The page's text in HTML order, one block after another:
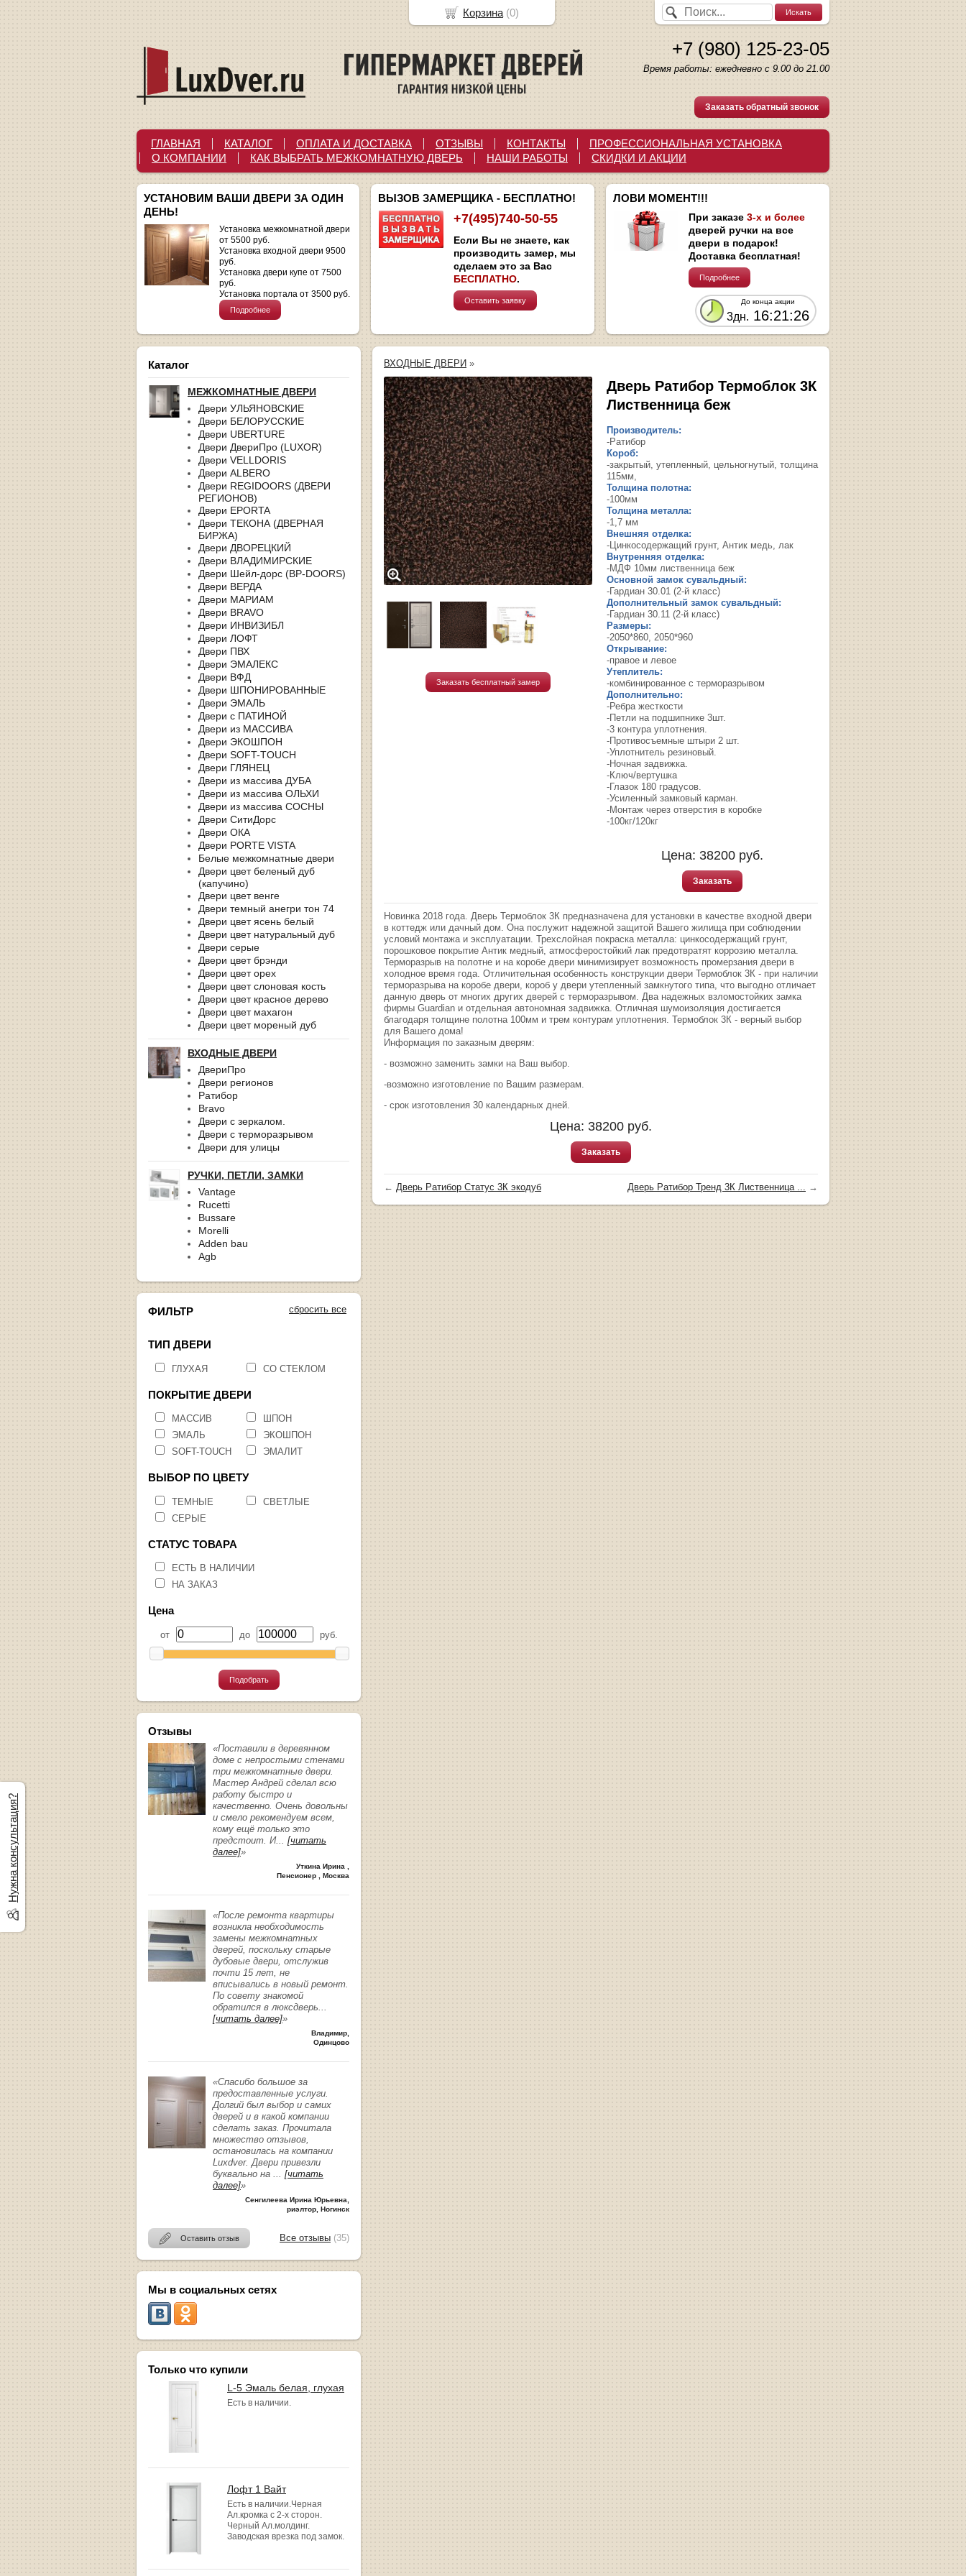
+7 (980) 125-23-05
Время работы: ежедневно с 9.00 до 21.00
Заказать обратный звонок
ГЛАВНАЯ КАТАЛОГ ОПЛАТА И ДОСТАВКА ОТЗЫВЫ КОНТАКТЫ
ПРОФЕССИОНАЛЬНАЯ УСТАНОВКА
О КОМПАНИИ
КАК ВЫБРАТЬ МЕЖКОМНАТНУЮ ДВЕРЬ НАШИ РАБОТЫ СКИДКИ И АКЦИИ
УСТАНОВИМ ВАШИ ДВЕРИ ЗА ОДИН
ДЕНЬ!
Установка межкомнатной двери
от 5500 руб.
Установка входной двери 9500
руб.
Установка двери купе от 7500
руб.
Установка портала от 3500 руб.
Подробнее
ВЫЗОВ ЗАМЕРЩИКА - БЕСПЛАТНО!
+7(495)740-50-55
Если Вы не знаете, как
производить замер, мы
сделаем это за Вас
БЕСПЛАТНО.
Оставить заявку
ЛОВИ МОМЕНТ!!!
При заказе 3-х и более
дверей ручки на все
двери в подарок!
Доставка бесплатная!
Подробнее
До конца акции
3дн. 16:21:25
Каталог
МЕЖКОМНАТНЫЕ ДВЕРИ
Двери УЛЬЯНОВСКИЕ
Двери БЕЛОРУССКИЕ
Двери UBERTURE
Двери ДвериПро (LUXOR)
Двери VELLDORIS
Двери ALBERO
Двери REGIDOORS (ДВЕРИ
РЕГИОНОВ)
Двери EPORTA
Двери ТЕКОНА (ДВЕРНАЯ
БИРЖА)
Двери ДВОРЕЦКИЙ
Двери ВЛАДИМИРСКИЕ
Двери Шейл-дорс (BP-DOORS)
Двери ВЕРДА
Двери МАРИАМ
Двери BRAVO
Двери ИНВИЗИБЛ
Двери ЛОФТ
Двери ПВХ
Двери ЭМАЛЕКС
Двери ВФД
Двери ШПОНИРОВАННЫЕ
Двери ЭМАЛЬ
Двери с ПАТИНОЙ
Двери из МАССИВА
Двери ЭКОШПОН
Двери SOFT-TOUCH
Двери ГЛЯНЕЦ
Двери из массива ДУБА
Двери из массива ОЛЬХИ
Двери из массива СОСНЫ
Двери СитиДорс
Двери ОКА
Двери PORTE VISTA
Белые межкомнатные двери
Двери цвет беленый дуб
(капучино)
Двери цвет венге
Двери темный анегри тон 74
Двери цвет ясень белый
Двери цвет натуральный дуб
Двери серые
Двери цвет брэнди
Двери цвет орех
Двери цвет слоновая кость
Двери цвет красное дерево
Двери цвет махагон
Двери цвет мореный дуб
ВХОДНЫЕ ДВЕРИ
ДвериПро
Двери регионов
Ратибор
Bravo
Двери с зеркалом.
Двери с терморазрывом
Двери для улицы
РУЧКИ, ПЕТЛИ, ЗАМКИ
Vantage
Rucetti
Bussare
Morelli
Adden bau
Agb
сбросить все
ФИЛЬТР
ТИП ДВЕРИ
ГЛУХАЯ СО СТЕКЛОМ
ПОКРЫТИЕ ДВЕРИ
МАССИВ
ШПОН
ЭМАЛЬ
ЭКОШПОН
SOFT-TOUCH
ЭМАЛИТ
ВЫБОР ПО ЦВЕТУ
ТЕМНЫЕ
СВЕТЛЫЕ
СЕРЫЕ
СТАТУС ТОВАРА
ЕСТЬ В НАЛИЧИИ
НА ЗАКАЗ
Цена
от до руб.
Подобрать
Отзывы
«Поставили в деревянном
доме с непростыми стенами
три межкомнатные двери.
Мастер Андрей сделал всю
работу быстро и
качественно. Очень довольны
и смело рекомендуем всем,
кому ещё только это
предстоит. И... [читать
далее]»
Уткина Ирина ,
Пенсионер , Москва
«После ремонта квартиры
возникла необходимость
замены межкомнатных
дверей, поскольку старые
дубовые двери, отслужив
почти 15 лет, не
вписывались в новый ремонт.
По совету знакомой
обратился в люксдверь...
[читать далее]»
Владимир,
Одинцово
«Спасибо большое за
предоставленные услуги.
Долгий был выбор и самих
дверей и в какой компании
сделать заказ. Прочитала
множество отзывов,
остановилась на компании
Luxdver. Двери привезли
буквально на ... [читать
далее]»
Сенгилеева Ирина Юрьевна,
риэлтор, Ногинск
Оставить отзыв Все отзывы (35)
Мы в социальных сетях
Только что купили
L-5 Эмаль белая, глухая
Есть в наличии.
Лофт 1 Вайт
Есть в наличии.Черная
Ал.кромка с 2-х сторон.
Черный Ал.молдинг.
Заводская врезка под замок.
ВХОДНЫЕ ДВЕРИ »
Заказать бесплатный замер
Дверь Ратибор Термоблок 3К
Лиственница беж
Производитель:
-Ратибор
Короб:
-закрытый, утепленный, цельногнутый, толщина
115мм,
Толщина полотна:
-100мм
Толщина металла:
-1,7 мм
Внешняя отделка:
-Цинкосодержащий грунт, Антик медь, лак
Внутренняя отделка:
-МДФ 10мм лиственница беж
Основной замок сувальдный:
-Гардиан 30.01 (2-й класс)
Дополнительный замок сувальдный:
-Гардиан 30.11 (2-й класс)
Размеры:
-2050*860, 2050*960
Открывание:
-правое и левое
Утеплитель:
-комбинированное с терморазрывом
Дополнительно:
-Ребра жесткости
-Петли на подшипнике 3шт.
-3 контура уплотнения.
-Противосъемные штыри 2 шт.
-Уплотнитель резиновый.
-Ночная задвижка.
-Ключ/вертушка
-Глазок 180 градусов.
-Усиленный замковый карман.
-Монтаж через отверстия в коробке
-100кг/120кг
Цена: 38200 руб.
Заказать
Новинка 2018 года. Дверь Термоблок 3К предназначена для установки в качестве входной двери
в коттедж или дачный дом. Она послужит надежной защитой Вашего жилища при соблюдении
условий монтажа и эксплуатации. Трехслойная покраска металла: цинкосодержащий грунт,
порошковое покрытие Антик медный, атмосферостойкий лак предотвратят коррозию металла.
Терморазрыв на полотне и на коробе двери минимизирует возможность промерзания двери в
холодное время года. Отличительная особенность конструкции двери Термоблок 3К - при наличии
терморазрыва на коробе двери, короб у двери утепленный замкнутого типа, что выгодно отличает
данную дверь от многих других дверей с терморазрывом. Два надежных взломостойких замка
фирмы Guardian и отдельная автономная задвижка. Отличная шумоизоляция достигается
благодаря толщине полотна 100мм и трем контурам уплотнения. Термоблок 3К - верный выбор
для Вашего дома!
Информация по заказным дверям:
- возможно заменить замки на Ваш выбор.
-возможно изготовление по Вашим размерам.
- срок изготовления 30 календарных дней.
Цена: 38200 руб.
Заказать
← Дверь Ратибор Статус 3К экодуб Дверь Ратибор Тренд 3К Лиственница ... →
Нужна консультация?
Корзина (0)